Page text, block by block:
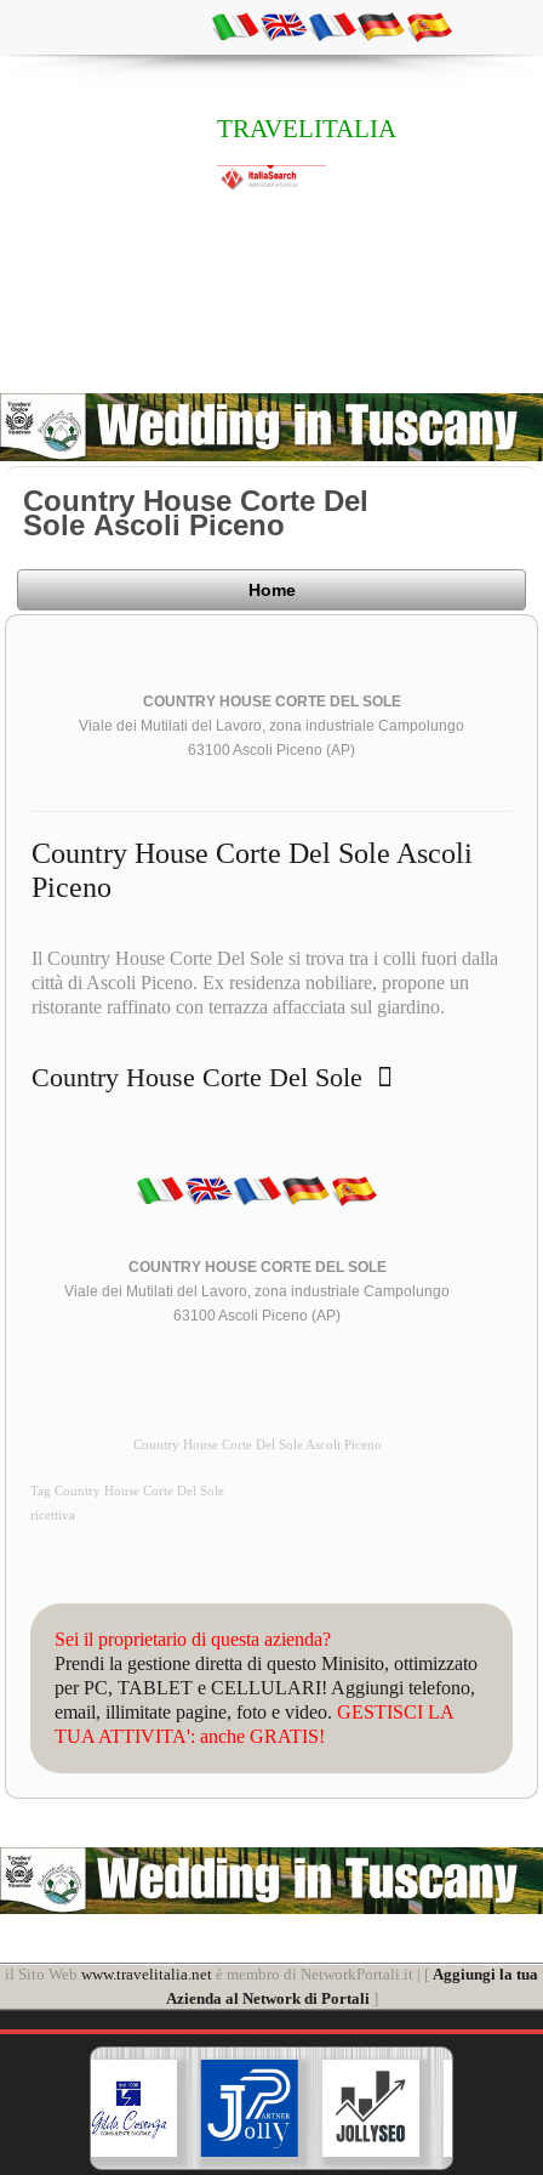
TRAVELITALIA
Country House Corte Del
Sole Ascoli Piceno
Home
COUNTRY HOUSE CORTE DEL SOLE
Viale dei Mutilati del Lavoro, zona industriale Campolungo
63100 Ascoli Piceno (AP)
Country House Corte Del Sole Ascoli
Piceno
Il Country House Corte Del Sole si trova tra i colli fuori dalla
città di Ascoli Piceno. Ex residenza nobiliare, propone un
ristorante raffinato con terrazza affacciata sul giardino.
Country House Corte Del Sole
COUNTRY HOUSE CORTE DEL SOLE
Viale dei Mutilati del Lavoro, zona industriale Campolungo
63100 Ascoli Piceno (AP)
Country House Corte Del Sole Ascoli Piceno
Tag Country House Corte Del Sole
ricettiva
Sei il proprietario di questa azienda?
Prendi la gestione diretta di questo Minisito, ottimizzato
per PC, TABLET e CELLULARI! Aggiungi telefono,
email, illimitate pagine, foto e video.GESTISCI LA
TUA ATTIVITA': anche GRATIS!
il Sito Web www.travelitalia.net è membro di NetworkPortali.it | [ Aggiungi la tua
Azienda al Network di Portali]